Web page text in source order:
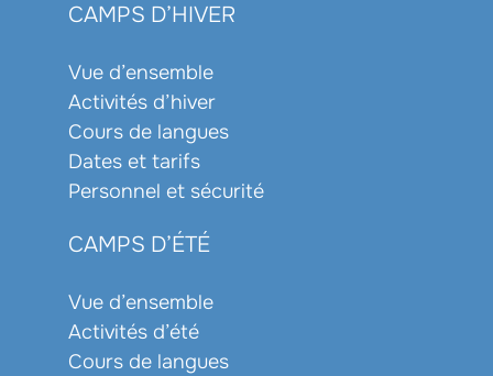
CAMPS D’HIVER
Vue d’ensemble
Activités d’hiver
Cours de langues
Dates et tarifs
Personnel et sécurité
CAMPS D’ÉTÉ
Vue d’ensemble
Activités d’été
Cours de langues